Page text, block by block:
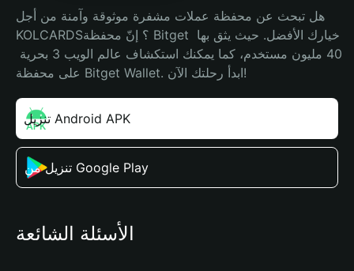
هل تبحث عن محفظة عملات مشفرة موثوقة وآمنة من أجل
KOLCARDS؟ إنّ محفظة Bitget خيارك الأفضل. حيث يثق بها
على محفظة Bitget Wallet. ابدأ رحلتك الآن!
تنزيل Android APK
تنزيل من Google Play
الأسئلة الشائعة